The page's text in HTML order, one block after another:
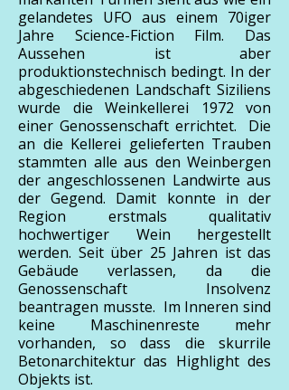
gelandetes UFO aus einem 70iger
Jahre Science-Fiction Film. Das
Aussehen ist aber
produktionstechnisch bedingt. In der
abgeschiedenen Landschaft Siziliens
wurde die Weinkellerei 1972 von
einer Genossenschaft errichtet. Die
an die Kellerei gelieferten Trauben
stammten alle aus den Weinbergen
der angeschlossenen Landwirte aus
der Gegend. Damit konnte in der
Region erstmals qualitativ
hochwertiger Wein hergestellt
werden. Seit über 25 Jahren ist das
Gebäude verlassen, da die
Genossenschaft Insolvenz
beantragen musste. Im Inneren sind
keine Maschinenreste mehr
vorhanden, so dass die skurrile
Betonarchitektur das Highlight des
Objekts ist.